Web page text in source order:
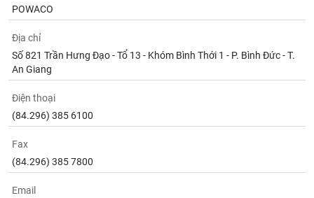
POWACO
Địa chỉ
Số 821 Trần Hưng Đạo - Tổ 13 - Khóm Bình Thới 1 - P. Bình Đức - T.
An Giang
Điện thoại
(84.296) 385 6100
Fax
(84.296) 385 7800
Email